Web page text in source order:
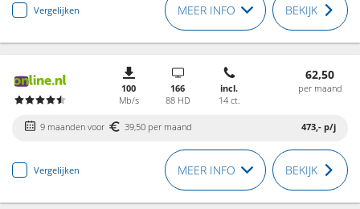
Vergelijken MEER INFO BEKIJK
100
Mb/s
166
88 HD
incl.
14 ct.
62,50
per maand
9 maanden voor 39,50 per maand 473,- p/j
Vergelijken MEER INFO BEKIJK